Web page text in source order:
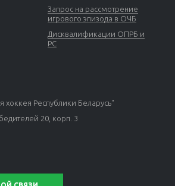
Запрос на рассмотрение
игрового эпизода в ОЧБ
Дисквалификации ОПРБ и
РС
Республики Беларусь"
20, корп. 3